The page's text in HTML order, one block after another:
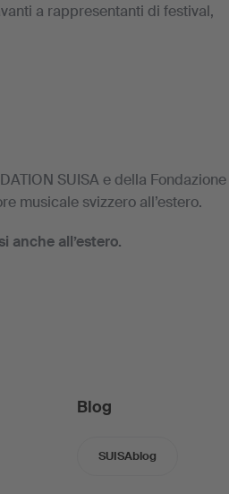
a rappresentanti di festival,
SUISA e della Fondazione
musicale svizzero all’estero.
anche all’estero.
Blog
SUISAblog